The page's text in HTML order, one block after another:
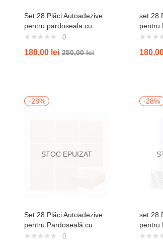
Set 28 Plăci Autoadezive
pentru pardoseala cu
Aspect de Marmură Bej
LVT88006
0
180,00 lei 250,00lei
set 28
pentru
Aspect
-28%
STOC EPUIZAT
Set 28 Plăci Autoadezive
pentru Pardoseală cu
Aspect de Marmură Alb-
0
-28%
set 28
pentru
Aspect